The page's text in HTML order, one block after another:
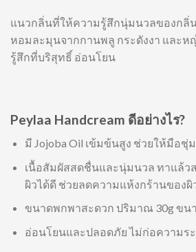
แนวกลิ่นที่ให้ความรู้สึกนุ่มนวลของกลิ่น
หอมละมุนจากกานพลู กระดังงา และ
รู้สึกที่บริสุทธิ์ อ่อนโยน
Peylaa Handcream ดีอย่างไร?
มี Jojoba Oil เข้มข้นสูง ช่วยให้มือชุ่
เนื้อสัมผัสสดชื่นและนุ่มนวล ทาแล้ว
ผิวได้ดี ช่วยลดความแห้งกร้านของผิ
ขนาดพกพาสะดวก ปริมาณ 30g ขน
อ่อนโยนและปลอดภัย ไม่ก่อความระ